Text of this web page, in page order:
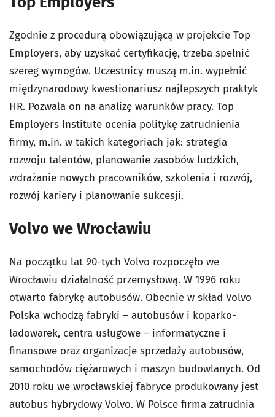
Zgodnie z procedurą obowiązującą w projekcie Top
Employers, aby uzyskać certyfikację, trzeba spełnić
szereg wymogów. Uczestnicy muszą m.in. wypełnić
międzynarodowy kwestionariusz najlepszych praktyk
HR. Pozwala on na analizę warunków pracy. Top
Employers Institute ocenia politykę zatrudnienia
firmy, m.in. w takich kategoriach jak: strategia
rozwoju talentów, planowanie zasobów ludzkich,
wdrażanie nowych pracowników, szkolenia i rozwój,
rozwój kariery i planowanie sukcesji.
Volvo we Wrocławiu
Na początku lat 90-tych Volvo rozpoczęło we
Wrocławiu działalność przemysłową. W 1996 roku
otwarto fabrykę autobusów. Obecnie w skład Volvo
Polska wchodzą fabryki – autobusów i koparko-
ładowarek, centra usługowe – informatyczne i
finansowe oraz organizacje sprzedaży autobusów,
samochodów ciężarowych i maszyn budowlanych. Od
2010 roku we wrocławskiej fabryce produkowany jest
autobus hybrydowy Volvo. W Polsce firma zatrudnia